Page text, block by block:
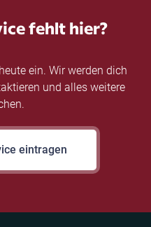
fehlt hier?
ein. Wir werden dich
und alles weitere
eintragen